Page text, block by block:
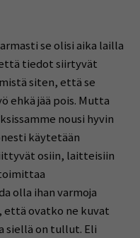
se olisi aika lailla
tiedot siirtyvät
siten, että se
ehkä jää pois. Mutta
nousi hyvin
käytetään
osiin, laitteisiin
olla ihan varmoja
että ovatko ne kuvat
siellä on tullut. Eli